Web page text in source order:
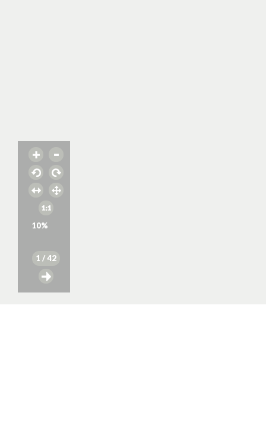
10%
1 / 42